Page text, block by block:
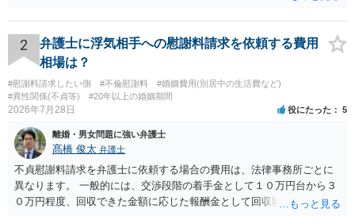
される可能性はあるのか ⇒LINEを含む１００万円の貸付に至るまでの
やり取り等の経緯、誓約書の内容等を踏まえて、関係を清算するため
の 金銭であったと評価される可能性はあると考えます。 ② 「今後一
切関与しないなら100万円振り込む」というLINEや誓約書は、裁判上
どの程度証拠価値があるのか ⇒前後のやり取りや誓約書の具体的内容
を見ない限り、具体的な判断はできませんが、一定の証拠価値はある
することは認められるのか。 ⇒おそらく１００万円は不当利得（受け
取る正当な権利がないのに利益を取得した）として返還請求されてい
るものかと推察しますので、 貸金返還ではないかと存じます。 ④ 私
は現在、収入も不安定で貯金もなくリボ払い借金が既に約100万あり。
今年に再婚したが主人はお金に厳しい為、一括で220万円を支払う事は
2
弁護士に浮気相手への慰謝料請求を依頼する費用
相場は？
#慰謝料請求したい側 #不倫慰謝料
#婚姻費用(別居中の生活費など)
#異性関係(不貞等)
#20年以上の婚姻期間
2026年7月28日 役にたった 5
離婚・男女問題に強い弁護士
髙橋 俊太 弁護士
不貞慰謝料請求を弁護士に依頼する場合の費用は、法律事務所ごとに
異なります。 一般的には、交渉段階の着手金として１０万円台から３
０万円程度、回収できた金額に応じた報酬金として回収額の１０％か